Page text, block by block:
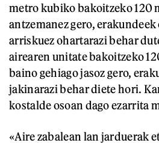
metro kubiko bakoitzeko 120
antzemanez gero,
arriskuez ohartarazi behar
airearen unitate bakoitzeko
baino gehiago jasoz gero,
jakinarazi behar diete hori.
kostalde osoan dago ezarrita
«Aire zabalean lan jarduerak